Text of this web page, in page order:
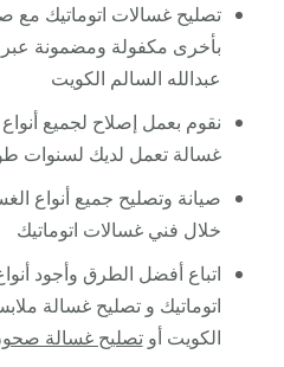
تصليح غسالات اتوماتيك مع
بأخرى مكفولة ومضمونة
عبدالله السالم الكويت
نقوم بعمل إصلاح لجميع
غسالة تعمل لديك لسنوات
صيانة وتصليح جميع أنواع
خلال فني غسالات اتوماتيك
اتباع أفضل الطرق وأجود
اتوماتيك و تصليح غسالة
الكويت أوتصليح غسالة